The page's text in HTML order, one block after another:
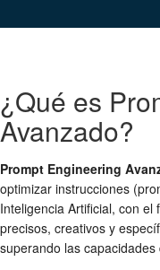
¿Qué es
Avanzado?
Prompt Engineering
optimizar instrucciones
Inteligencia Artificial, con
precisos, creativos y
superando las